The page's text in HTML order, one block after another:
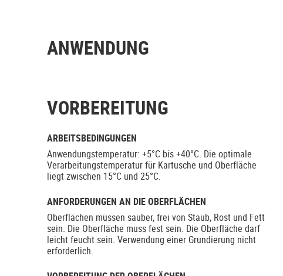
ANWENDUNG
VORBEREITUNG
ARBEITSBEDINGUNGEN
Anwendungstemperatur: +5°C bis +40°C. Die optimale
Verarbeitungstemperatur für Kartusche und Oberfläche
liegt zwischen 15°C und 25°C.
ANFORDERUNGEN AN DIE OBERFLÄCHEN
Oberflächen müssen sauber, frei von Staub, Rost und Fett
sein. Die Oberfläche muss fest sein. Die Oberfläche darf
leicht feucht sein. Verwendung einer Grundierung nicht
erforderlich.